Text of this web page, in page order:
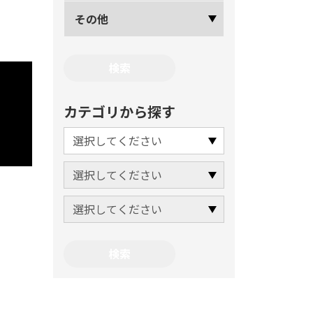
その他
カテゴリから探す